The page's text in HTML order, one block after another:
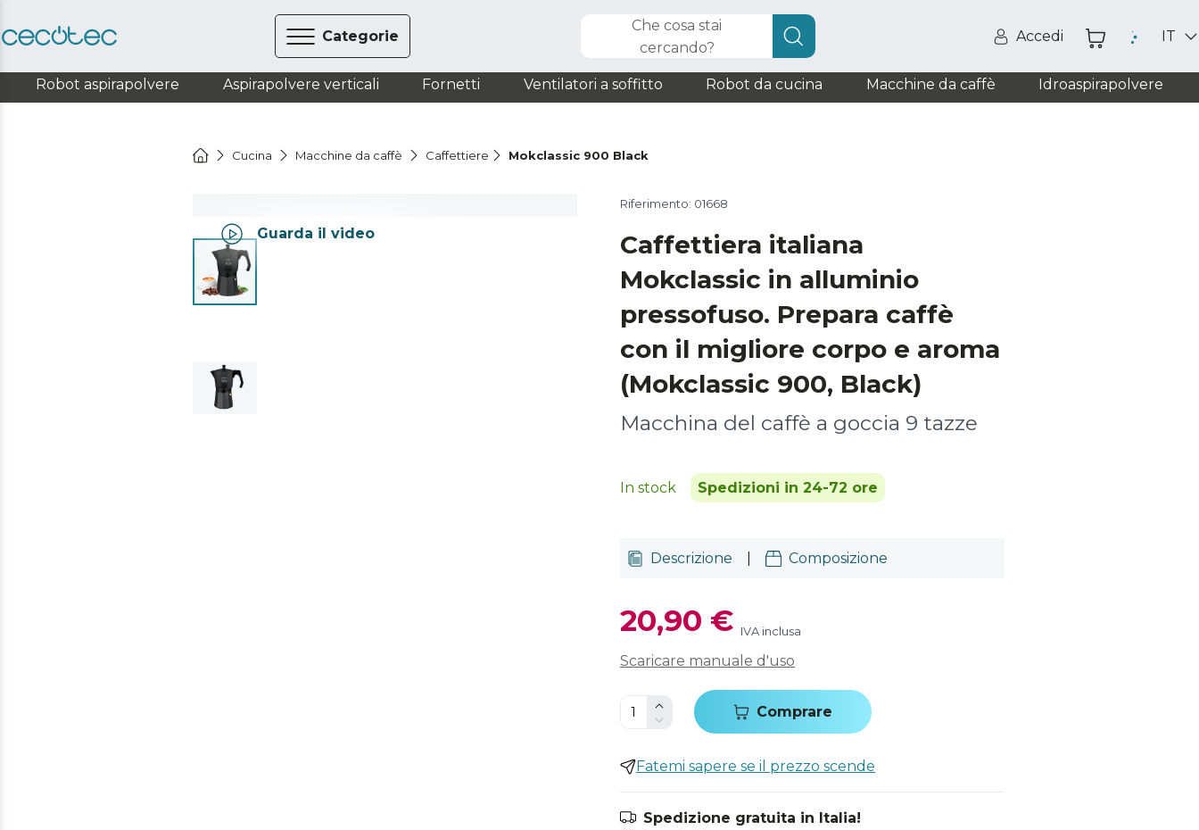
Categorie
Che cosa stai
cercando?
Accedi IT
Robot aspirapolvere Aspirapolvere verticali Fornetti Ventilatori a soffitto Robot da cucina Macchine da caffè Idroaspirapolvere
Cucina Macchine da caffè Caffettiere Mokclassic 900 Black
Guarda il video
Riferimento: 01668
Caffettiera italiana
Mokclassic in alluminio
pressofuso. Prepara caffè
con il migliore corpo e aroma
(Mokclassic 900, Black)
Macchina del caffè a goccia 9 tazze
In stock Spedizioni in 24-72 ore
Descrizione Composizione
20,90 € IVA inclusa
Scaricare manuale d'uso
Comprare
Fatemi sapere se il prezzo scende
Spedizione gratuita in Italia!